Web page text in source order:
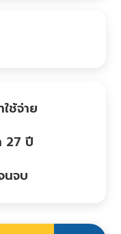
ช้จ่าย
27 ปี
จบ